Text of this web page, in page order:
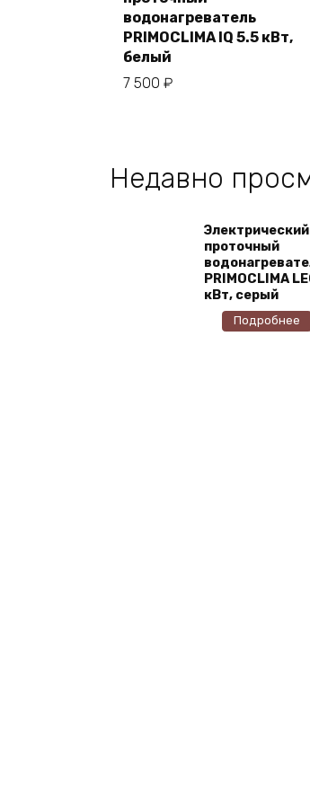
В корзину
водонагреватель
PRIMOCLIMA IQ 5.5 кВт,
белый
7 500 ₽
Недавно
Электрический
проточный
PRIMOCLIMA
кВт, серый
Подробнее